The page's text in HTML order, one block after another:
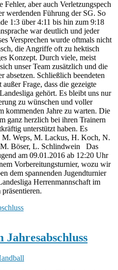
aber auch Verletzungspech
werdenden Führung der SG. So
1:3 über 4:11 bis hin zum 9:18
war deutlich und jeder
Versprechen wurde oftmals nicht
die Angriffe oft zu hektisch
Konzept. Durch viele, meist
unser Team zusätzlich und die
absetzen. Schließlich beendeten
Frage, dass die gezeigte
gehört. Es bleibt uns nur
zu wünschen und voller
kommenden Jahre zu warten. Die
ganz herzlich bei ihren Trainern
unterstützt haben. Es
Weps, M. Lackus, H. Koch, N.
Böser, L. Schlindwein Das
am 09.01.2016 ab 12:20 Uhr
Vorbereitungsturnier, wozu wir
dem spannenden Jugendturnier
Herrenmannschaft im
Jahresabschluss